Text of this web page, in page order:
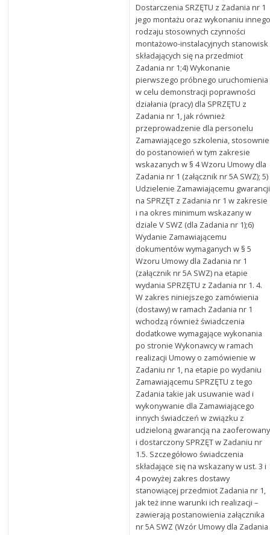
Dostarczenia SRZĘTU z Zadania nr 1
jego montażu oraz wykonaniu
rodzaju stosownych czynności
montażowo-instalacyjnych stanowisk
składających się na przedmiot
Zadania nr 1;4) Wykonanie
pierwszego próbnego uruchomienia
w celu demonstracji poprawności
działania (pracy) dla SPRZĘTU z
Zadania nr 1, jak również
przeprowadzenie dla personelu
Zamawiającego szkolenia, stosownie
do postanowień w tym zakresie
wskazanych w § 4 Wzoru Umowy dla
Zadania nr 1 (załącznik nr 5A SWZ); 5)
Udzielenie Zamawiającemu gwarancji
na SPRZĘT z Zadania nr 1 w zakresie
i na okres minimum wskazany w
dziale V SWZ (dla Zadania nr 1);6)
Wydanie Zamawiającemu
dokumentów wymaganych w § 5
Wzoru Umowy dla Zadania nr 1
(załącznik nr 5A SWZ) na etapie
wydania SPRZĘTU z Zadania nr 1. 4.
W zakres niniejszego zamówienia
(dostawy) w ramach Zadania nr 1
wchodzą również świadczenia
dodatkowe wymagające wykonania
po stronie Wykonawcy w ramach
realizacji Umowy o zamówienie w
Zadaniu nr 1, na etapie po wydaniu
Zamawiającemu SPRZĘTU z tego
Zadania takie jak usuwanie wad i
wykonywanie dla Zamawiającego
innych świadczeń w związku z
udzieloną gwarancją na zaoferowany
i dostarczony SPRZĘT w Zadaniu nr
1.5. Szczegółowo świadczenia
składające się na wskazany w ust. 3 i
4 powyżej zakres dostawy
stanowiącej przedmiot Zadania nr 1,
jak też inne warunki ich realizacji –
zawierają postanowienia załącznika
nr 5A SWZ (Wzór Umowy dla Zadania